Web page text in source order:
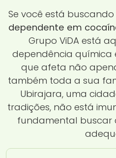
Se você está
dependente em
Grupo ViDA está
dependência química
que afeta não
também toda a sua
Ubirajara, uma
tradições, não está
fundamental buscar